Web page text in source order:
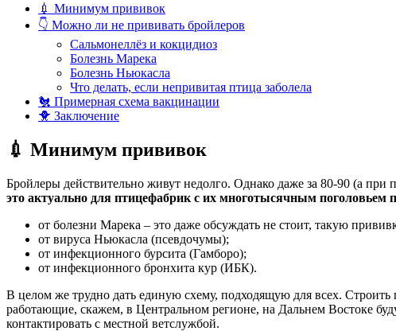
💉 Минимум прививок
👇 Можно ли не прививать бройлеров
Сальмонеллёз и кокцидиоз
Болезнь Марека
Болезнь Ньюкасла
Что делать, если непривитая птица заболела
🐔 Примерная схема вакцинации
🐥 Заключение
💉 Минимум прививок
Бройлеры действительно живут недолго. Однако даже за 80-90 (а
это актуально для птицефабрик с их многотысячным поголовьем
от болезни Марека – это даже обсуждать не стоит, такую
от вируса Ньюкасла (псевдочумы);
от инфекционного бурсита (Гамборо);
от инфекционного бронхита кур (ИБК).
В целом же трудно дать единую схему, подходящую для всех.
работающие, скажем, в Центральном регионе, на Дальнем Востоке
контактировать с местной ветслужбой.